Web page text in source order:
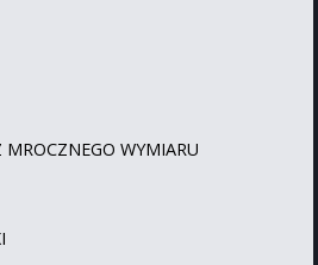
MROCZNEGO WYMIARU